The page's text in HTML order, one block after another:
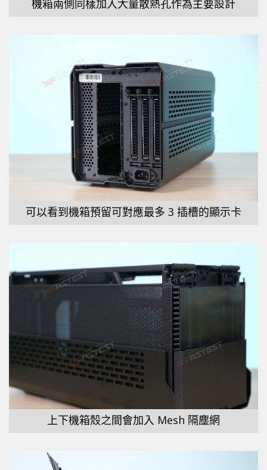
機箱兩側同樣加入大量散熱孔作為主要設計
可以看到機箱預留可對應最多 3 插槽的顯示卡
上下機箱殼之間會加入 Mesh 隔塵網